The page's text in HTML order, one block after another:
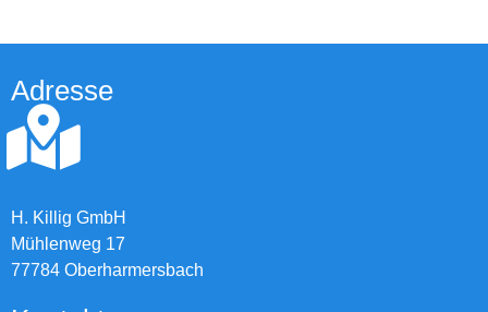
Adresse
H. Killig GmbH
Mühlenweg 17
77784 Oberharmersbach